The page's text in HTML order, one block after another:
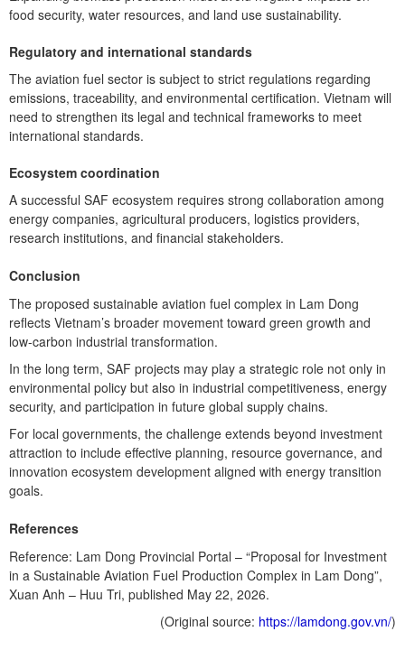
food security, water resources, and land use sustainability.
Regulatory and international standards
The aviation fuel sector is subject to strict regulations regarding
emissions, traceability, and environmental certification. Vietnam will
need to strengthen its legal and technical frameworks to meet
international standards.
Ecosystem coordination
A successful SAF ecosystem requires strong collaboration among
energy companies, agricultural producers, logistics providers,
research institutions, and financial stakeholders.
Conclusion
The proposed sustainable aviation fuel complex in Lam Dong
reflects Vietnam’s broader movement toward green growth and
low-carbon industrial transformation.
In the long term, SAF projects may play a strategic role not only in
environmental policy but also in industrial competitiveness, energy
security, and participation in future global supply chains.
For local governments, the challenge extends beyond investment
attraction to include effective planning, resource governance, and
innovation ecosystem development aligned with energy transition
goals.
References
Reference: Lam Dong Provincial Portal – “Proposal for Investment
in a Sustainable Aviation Fuel Production Complex in Lam Dong”,
Xuan Anh – Huu Tri, published May 22, 2026.
(Original source: https://lamdong.gov.vn/)